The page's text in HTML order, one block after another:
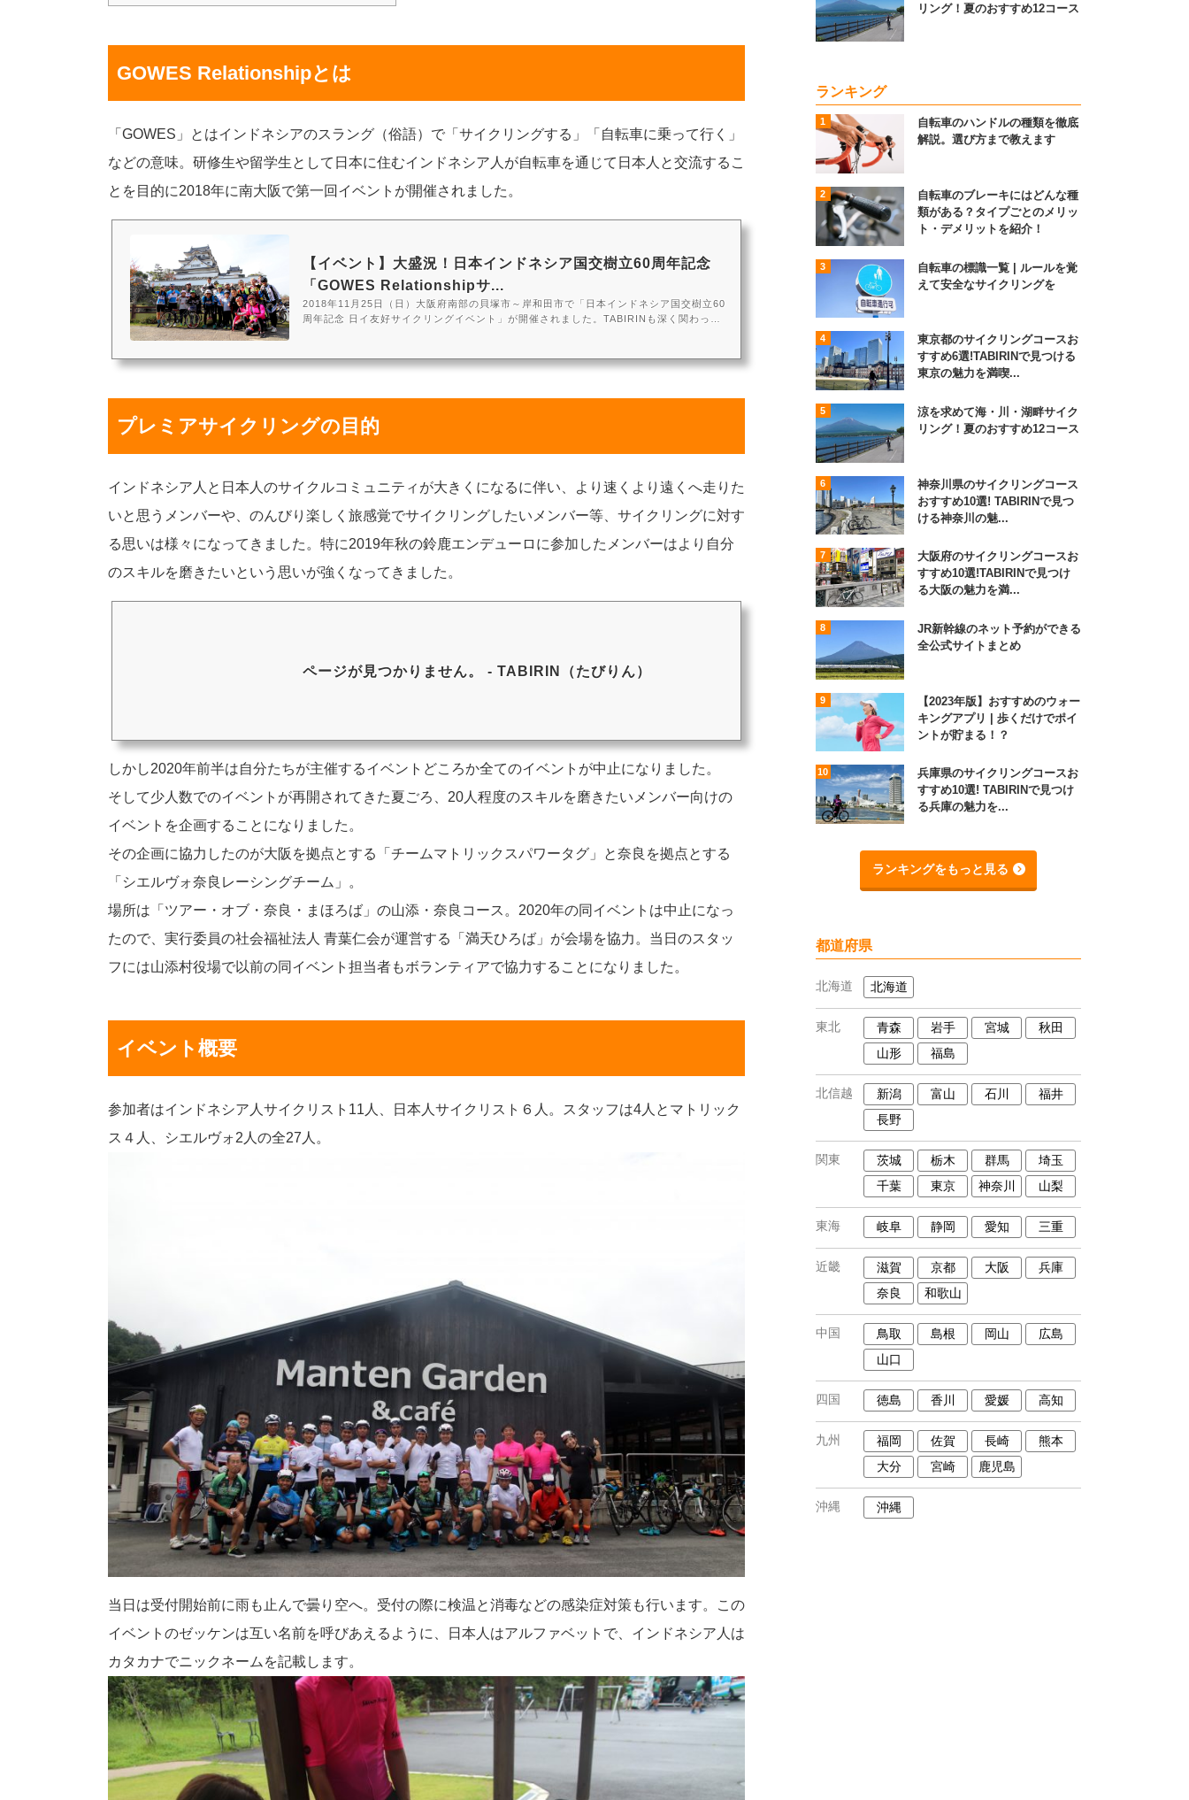
GOWES Relationshipとは
「GOWES」とはインドネシアのスラング（俗語）で「サイクリングする」「自転車に乗って行く」
などの意味。研修生や留学生として日本に住むインドネシア人が自転車を通じて日本人と交流するこ
とを目的に2018年に南大阪で第一回イベントが開催されました。
【イベント】大盛況！日本インドネシア国交樹立60周年記念
「GOWES Relationshipサ...
2018年11月25日（日）大阪府南部の貝塚市～岸和田市で「日本インドネシア国交樹立60
周年記念 日イ友好サイクリングイベント」が開催されました。TABIRINも深く関わって
光として訪日する人も年々増えていますが、留学や研修生として日本で生活する人も増
プレミアサイクリングの目的
インドネシア人と日本人のサイクルコミュニティが大きくになるに伴い、より速くより遠くへ走りた
いと思うメンバーや、のんびり楽しく旅感覚でサイクリングしたいメンバー等、サイクリングに対す
る思いは様々になってきました。特に2019年秋の鈴鹿エンデューロに参加したメンバーはより自分
のスキルを磨きたいという思いが強くなってきました。
ページが見つかりません。 - TABIRIN（たびりん）
しかし2020年前半は自分たちが主催するイベントどころか全てのイベントが中止になりました。
そして少人数でのイベントが再開されてきた夏ごろ、20人程度のスキルを磨きたいメンバー向けの
イベントを企画することになりました。
その企画に協力したのが大阪を拠点とする「チームマトリックスパワータグ」と奈良を拠点とする
「シエルヴォ奈良レーシングチーム」。
場所は「ツアー・オブ・奈良・まほろば」の山添・奈良コース。2020年の同イベントは中止になっ
たので、実行委員の社会福祉法人 青葉仁会が運営する「満天ひろば」が会場を協力。当日のスタッ
フには山添村役場で以前の同イベント担当者もボランティアで協力することになりました。
イベント概要
参加者はインドネシア人サイクリスト11人、日本人サイクリスト６人。スタッフは4人とマトリック
ス４人、シエルヴォ2人の全27人。
当日は受付開始前に雨も止んで曇り空へ。受付の際に検温と消毒などの感染症対策も行います。この
イベントのゼッケンは互い名前を呼びあえるように、日本人はアルファベットで、インドネシア人は
カタカナでニックネームを記載します。
リング！夏のおすすめ12コース
ランキング
自転車のハンドルの種類を徹底
解説。選び方まで教えます
自転車のブレーキにはどんな種
類がある？タイプごとのメリッ
ト・デメリットを紹介！
自転車の標識一覧 | ルールを覚
えて安全なサイクリングを
東京都のサイクリングコースお
すすめ6選!TABIRINで見つける
東京の魅力を満喫...
涼を求めて海・川・湖畔サイク
リング！夏のおすすめ12コース
神奈川県のサイクリングコース
おすすめ10選! TABIRINで見つ
ける神奈川の魅...
大阪府のサイクリングコースお
すすめ10選!TABIRINで見つけ
る大阪の魅力を満...
JR新幹線のネット予約ができる
全公式サイトまとめ
【2023年版】おすすめのウォー
キングアプリ | 歩くだけでポイ
ントが貯まる！？
兵庫県のサイクリングコースお
すすめ10選! TABIRINで見つけ
る兵庫の魅力を...
ランキングをもっと見る
都道府県
北海道 北海道
東北 青森 岩手 宮城
秋田
山形
福島
北信越 新潟 富山 石川
福井
長野
関東 茨城 栃木 群馬
埼玉
千葉
東京 神奈川 山梨
東海 岐阜 静岡 愛知 三重
近畿 滋賀 京都 大阪
兵庫
奈良
和歌山
中国 鳥取 島根 岡山
広島
山口
四国 徳島 香川 愛媛 高知
九州 福岡 佐賀 長崎
熊本
大分
宮崎 鹿児島
沖縄 沖縄